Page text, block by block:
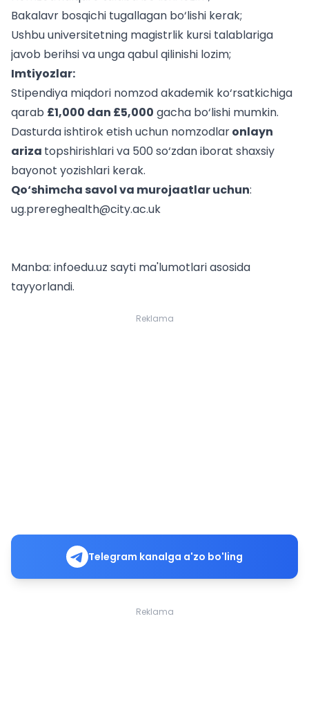
Bakalavr bosqichi tugallagan bo‘lishi kerak;
Ushbu universitetning magistrlik kursi talablariga
javob berihsi va unga qabul qilinishi lozim;
Imtiyozlar:
Stipendiya miqdori nomzod akademik ko‘rsatkichiga
qarab £1,000 dan £5,000 gacha bo‘lishi mumkin.
Dasturda ishtirok etish uchun nomzodlaronlayn
ariza topshirishlari va 500 so‘zdan iborat shaxsiy
bayonot yozishlari kerak.
Qo‘shimcha savol va murojaatlar uchun:
ug.prereghealth@city.ac.uk
Manba: infoedu.uz sayti ma'lumotlari asosida
tayyorlandi.
Reklama
Telegram kanalga a'zo bo'ling
Reklama